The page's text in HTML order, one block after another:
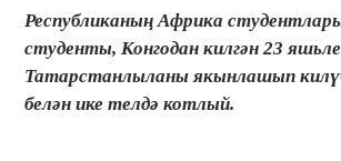
Республиканың Африка
студенты, Конгодан килгән 23
Татарстанлыланы якынлашып
белән ике телдә котлый.